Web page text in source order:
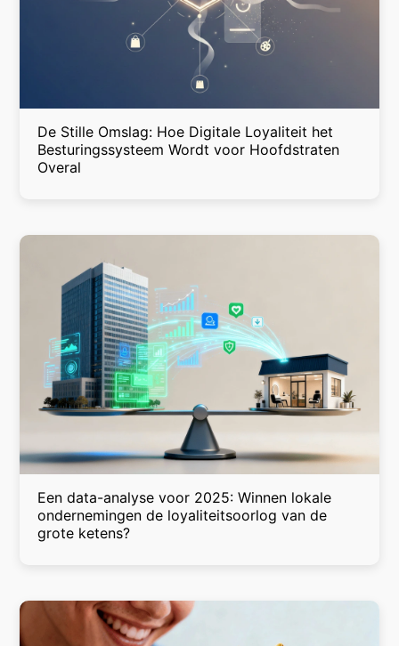
De Stille Omslag: Hoe Digitale Loyaliteit het
Besturingssysteem Wordt voor Hoofdstraten
Overal
Een data-analyse voor 2025: Winnen lokale
ondernemingen de loyaliteitsoorlog van de
grote ketens?